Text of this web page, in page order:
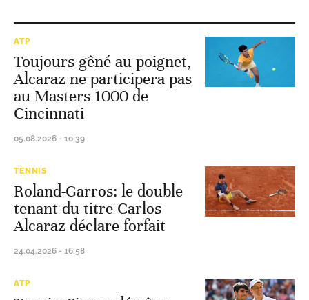
ATP
Toujours gêné au poignet,
Alcaraz ne participera pas
au Masters 1000 de
Cincinnati
05.08.2026 - 10:39
TENNIS
Roland-Garros: le double
tenant du titre Carlos
Alcaraz déclare forfait
24.04.2026 - 16:58
ATP